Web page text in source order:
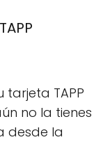
TAPP
no la tienes
desde la